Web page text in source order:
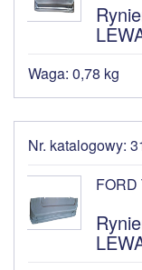
Waga: 0,78 kg
Nr. katalogowy:
FORD